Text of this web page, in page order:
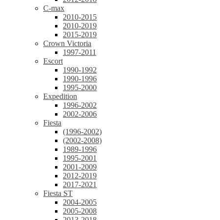
C-max
2010-2015
2010-2019
2015-2019
Crown Victoria
1997-2011
Escort
1990-1992
1990-1996
1995-2000
Expedition
1996-2002
2002-2006
Fiesta
(1996-2002)
(2002-2008)
1989-1996
1995-2001
2001-2009
2012-2019
2017-2021
Fiesta ST
2004-2005
2005-2008